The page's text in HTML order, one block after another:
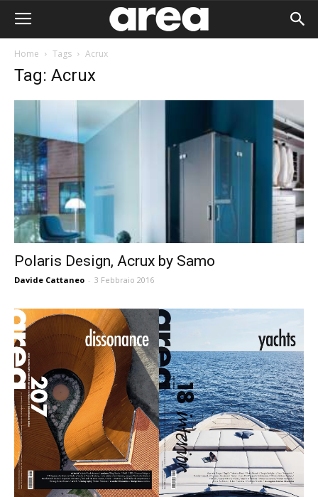
Home Tags Acrux
Tag: Acrux
Polaris Design, Acrux by Samo
Davide Cattaneo - 3 Febbraio 2016